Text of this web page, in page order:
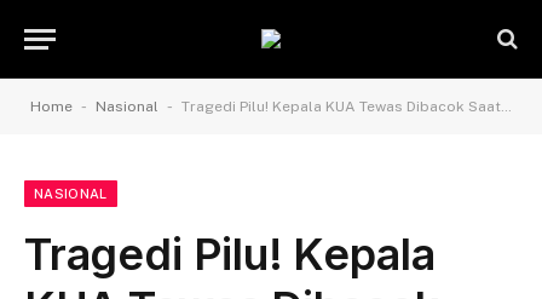
Home - Nasional - Tragedi Pilu! Kepala KUA Tewas Dibacok Saat Lerai Perkelahian
NASIONAL
Tragedi Pilu! Kepala